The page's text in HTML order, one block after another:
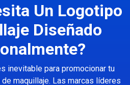
Un Logotipo
Diseñado
inevitable para promocionar tu
maquillaje. Las marcas líderes